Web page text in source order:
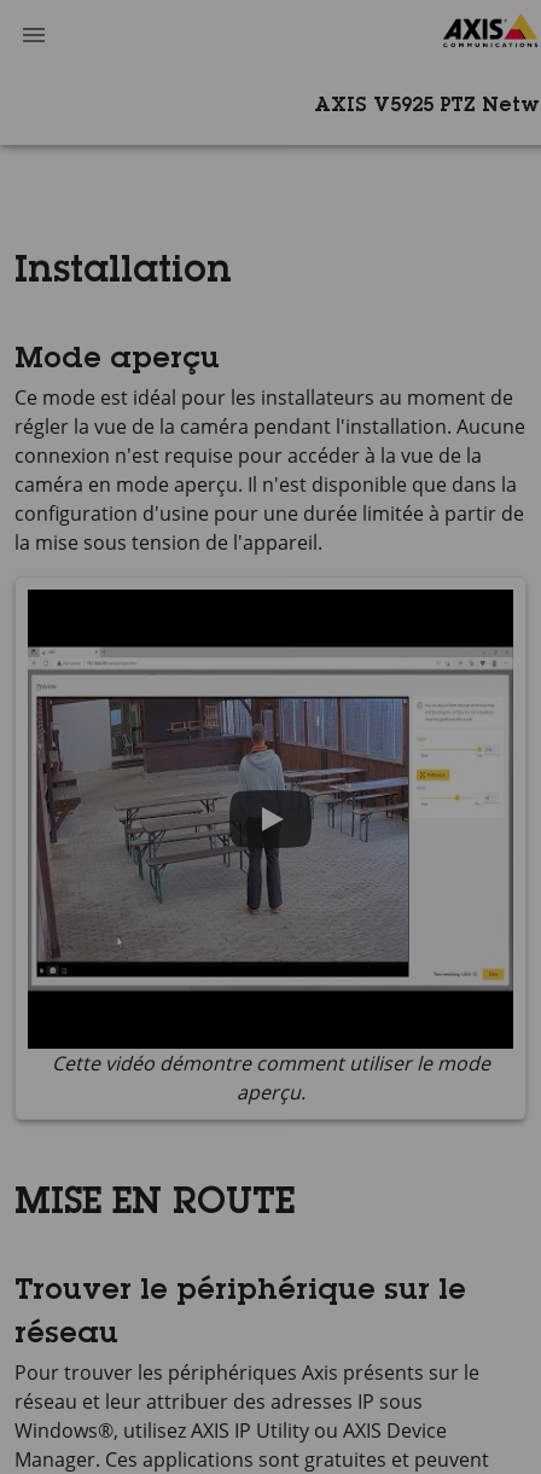
AXIS V5925 PTZ
Installation
Mode aperçu
Ce mode est idéal pour les installateurs au moment de
régler la vue de la caméra pendant l'installation. Aucune
connexion n'est requise pour accéder à la vue de la
caméra en mode aperçu. Il n'est disponible que dans la
configuration d'usine pour une durée limitée à partir de
la mise sous tension de l'appareil.
Cette vidéo démontre comment utiliser le mode
aperçu.
MISE EN ROUTE
Trouver le périphérique sur le
réseau
Pour trouver les périphériques Axis présents sur le
réseau et leur attribuer des adresses IP sous
Windows®, utilisezAXIS IP Utility ou AXIS Device
Manager. Ces applications sont gratuites et peuvent